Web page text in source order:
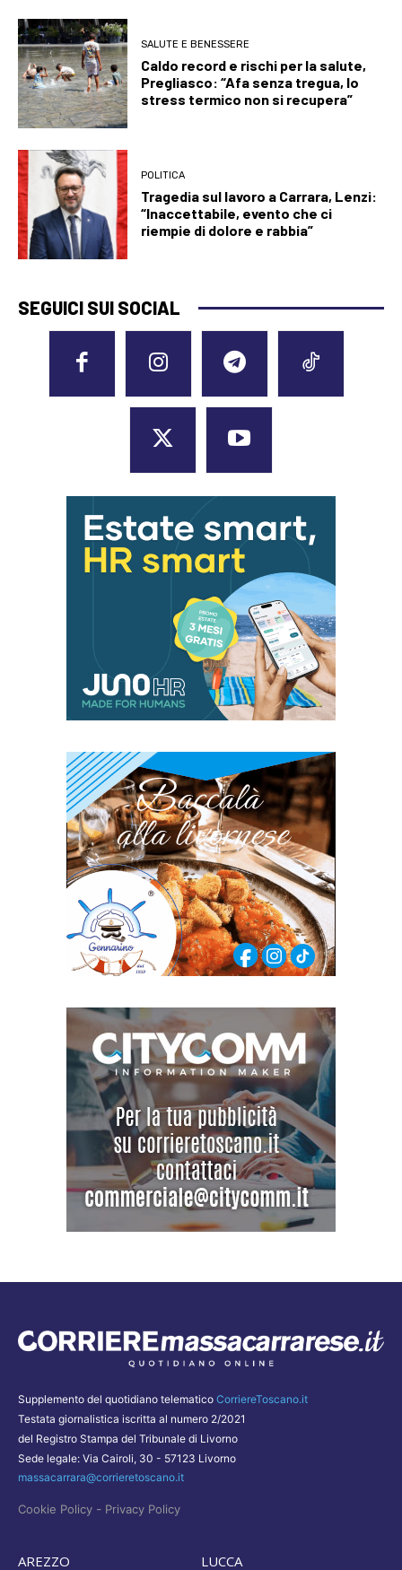
SALUTE E BENESSERE
Caldo record e rischi per la salute,
Pregliasco: “Afa senza tregua, lo
stress termico non si recupera”
POLITICA
Tragedia sul lavoro a Carrara, Lenzi:
“Inaccettabile, evento che ci
riempie di dolore e rabbia”
SEGUICI SUI SOCIAL
Supplemento del quotidiano telematico CorriereToscano.it
Testata giornalistica iscritta al numero 2/2021
del Registro Stampa del Tribunale di Livorno
Sede legale: Via Cairoli, 30 - 57123 Livorno
massacarrara@corrieretoscano.it
Cookie Policy - Privacy Policy
AREZZO LUCCA